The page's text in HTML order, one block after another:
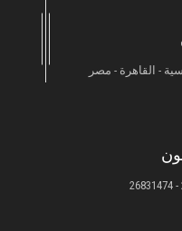
- القاهرة - مصر